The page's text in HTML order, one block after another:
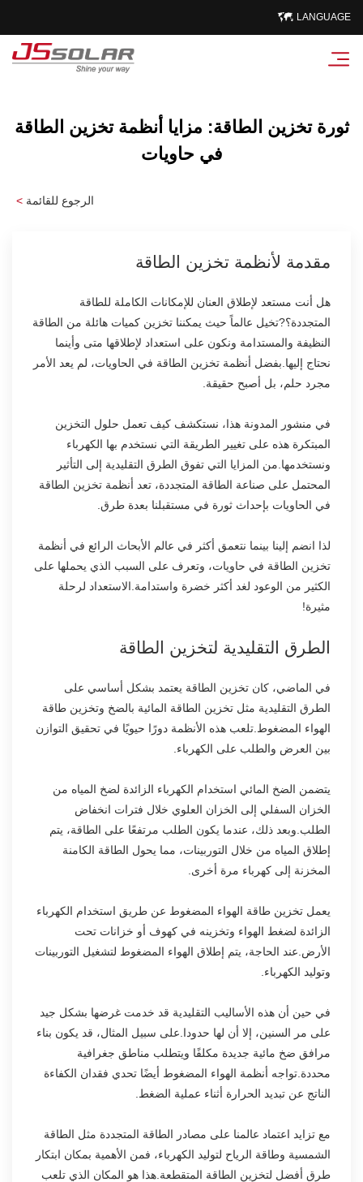
LANGUAGE
ثورة تخزين الطاقة: مزايا أنظمة تخزين الطاقة
في حاويات
< الرجوع للقائمة
مقدمة لأنظمة تخزين الطاقة
هل أنت مستعد لإطلاق العنان للإمكانات الكاملة للطاقة
المتجددة؟?تخيل عالماً حيث يمكننا تخزين كميات هائلة من الطاقة
النظيفة والمستدامة ونكون على استعداد لإطلاقها متى وأينما
نحتاج إليها.بفضل أنظمة تخزين الطاقة في الحاويات، لم يعد الأمر
مجرد حلم، بل أصبح حقيقة.
في منشور المدونة هذا، نستكشف كيف تعمل حلول التخزين
المبتكرة هذه على تغيير الطريقة التي نستخدم بها الكهرباء
ونستخدمها.من المزايا التي تفوق الطرق التقليدية إلى التأثير
المحتمل على صناعة الطاقة المتجددة، تعد أنظمة تخزين الطاقة
في الحاويات بإحداث ثورة في مستقبلنا بعدة طرق.
لذا انضم إلينا بينما نتعمق أكثر في عالم الأبحاث الرائع في أنظمة
تخزين الطاقة في حاويات، وتعرف على السبب الذي يحملها على
الكثير من الوعود لغد أكثر خضرة واستدامة.الاستعداد لرحلة
مثيرة!
الطرق التقليدية لتخزين الطاقة
في الماضي، كان تخزين الطاقة يعتمد بشكل أساسي على
الطرق التقليدية مثل تخزين الطاقة المائية بالضخ وتخزين طاقة
الهواء المضغوط.تلعب هذه الأنظمة دورًا حيويًا في تحقيق التوازن
بين العرض والطلب على الكهرباء.
يتضمن الضخ المائي استخدام الكهرباء الزائدة لضخ المياه من
الخزان السفلي إلى الخزان العلوي خلال فترات انخفاض
الطلب.وبعد ذلك، عندما يكون الطلب مرتفعًا على الطاقة، يتم
إطلاق المياه من خلال التوربينات، مما يحول الطاقة الكامنة
المخزنة إلى كهرباء مرة أخرى.
يعمل تخزين طاقة الهواء المضغوط عن طريق استخدام الكهرباء
الزائدة لضغط الهواء وتخزينه في كهوف أو خزانات تحت
الأرض.عند الحاجة، يتم إطلاق الهواء المضغوط لتشغيل التوربينات
وتوليد الكهرباء.
في حين أن هذه الأساليب التقليدية قد خدمت غرضها بشكل جيد
على مر السنين، إلا أن لها حدودا.على سبيل المثال، قد يكون بناء
مرافق ضخ مائية جديدة مكلفًا ويتطلب مناطق جغرافية
محددة.تواجه أنظمة الهواء المضغوط أيضًا تحدي فقدان الكفاءة
الناتج عن تبديد الحرارة أثناء عملية الضغط.
مع تزايد اعتماد عالمنا على مصادر الطاقة المتجددة مثل الطاقة
الشمسية وطاقة الرياح لتوليد الكهرباء، فمن الأهمية بمكان ابتكار
طرق أفضل لتخزين الطاقة المتقطعة.هذا هو المكان الذي تلعب